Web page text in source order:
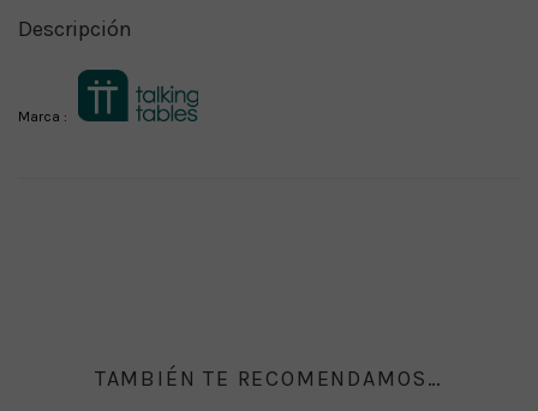
Descripción
Marca :
TAMBIÉN TE RECOMENDAMOS…